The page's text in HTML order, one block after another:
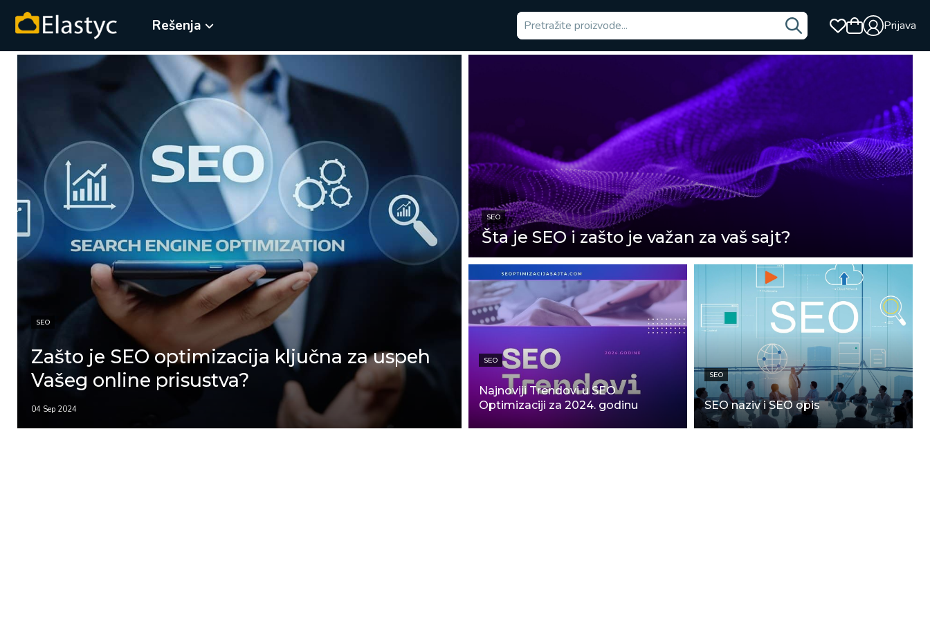
Rešenja Prijava
SEO
Zašto je SEO optimizacija ključna za uspeh
Vašeg online prisustva?
04 Sep 2024
SEO
Šta je SEO i zašto je važan za vaš sajt?
SEO
Najnoviji Trendovi u SEO
Optimizaciji za 2024. godinu
SEO
SEO naziv i SEO opis